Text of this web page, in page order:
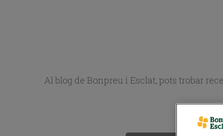
Al blog de Bonpreu i Esclat, pots trobar